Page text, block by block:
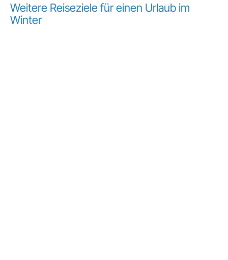
Weitere Reiseziele für einen Urlaub im
Winter